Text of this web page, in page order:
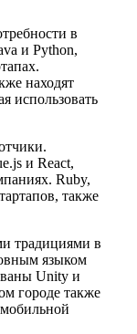
в
и Python,
находят
использовать
и React,
Ruby,
также
традициями в
языком
Unity и
городе также